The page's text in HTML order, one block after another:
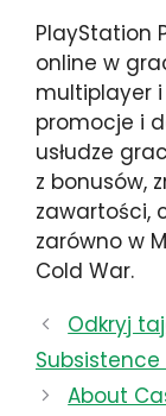
PlayStation
online w
multiplayer
promocje i
usłudze
z bonusów,
zawartości,
zarówno w
Cold War.
Odkryj
About